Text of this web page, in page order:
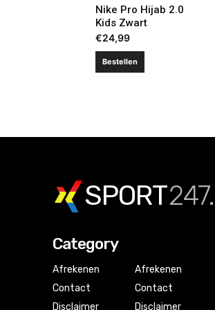
Nike Pro Hijab 2.0
Kids Zwart
€24,99
Bestellen
SPORT
Category
Afrekenen
Contact
Disclaimer
Afrekenen
Contact
Disclaimer